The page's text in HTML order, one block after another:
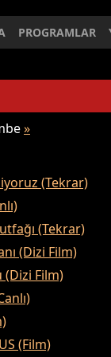
PROGRAMLAR
»
(Tekrar)
(Tekrar)
(Dizi Film)
(Dizi Film)
(Film)